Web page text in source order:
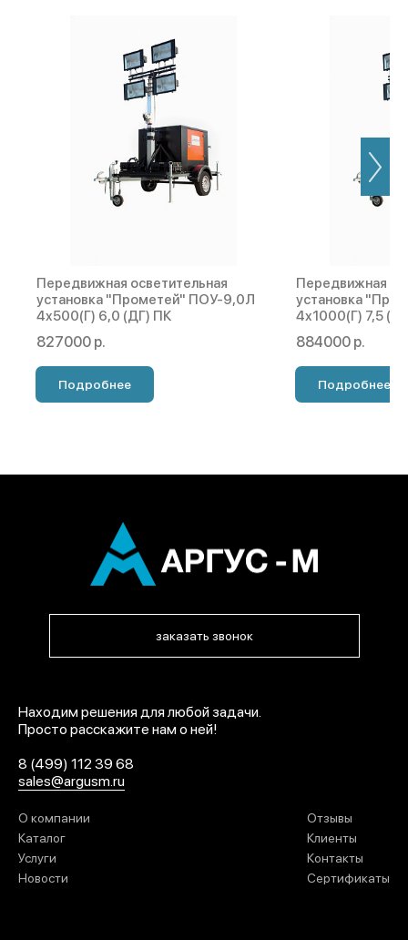
Передвижная осветительная
установка "Прометей" ПОУ-9,0Л
4х500(Г) 6,0 (ДГ) ПК
827000 р.
Подробнее
Передвижная
установка
4х1000(Г) 7,5
884000 р.
Подробнее
заказать звонок
Находим решения для любой задачи.
Просто расскажите нам о ней!
8 (499) 112 39 68
sales@argusm.ru
О компании
Каталог
Услуги
Новости
Отзывы
Клиенты
Контакты
Сертификаты